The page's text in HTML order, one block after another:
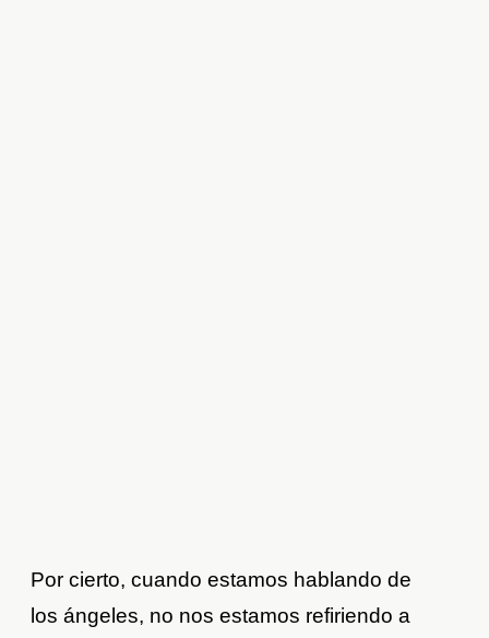
Por cierto, cuando estamos hablando de
los ángeles, no nos estamos refiriendo a